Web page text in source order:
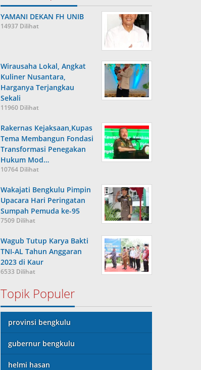
YAMANI DEKAN FH UNIB
14937 Dilihat
Wirausaha Lokal, Angkat
Kuliner Nusantara,
Harganya Terjangkau
Sekali
11960 Dilihat
Rakernas Kejaksaan,Kupas
Tema Membangun Fondasi
Transformasi Penegakan
Hukum Mod…
10764 Dilihat
Wakajati Bengkulu Pimpin
Upacara Hari Peringatan
Sumpah Pemuda ke-95
7509 Dilihat
Wagub Tutup Karya Bakti
TNI-AL Tahun Anggaran
2023 di Kaur
6533 Dilihat
Topik Populer
provinsi bengkulu
gubernur bengkulu
helmi hasan